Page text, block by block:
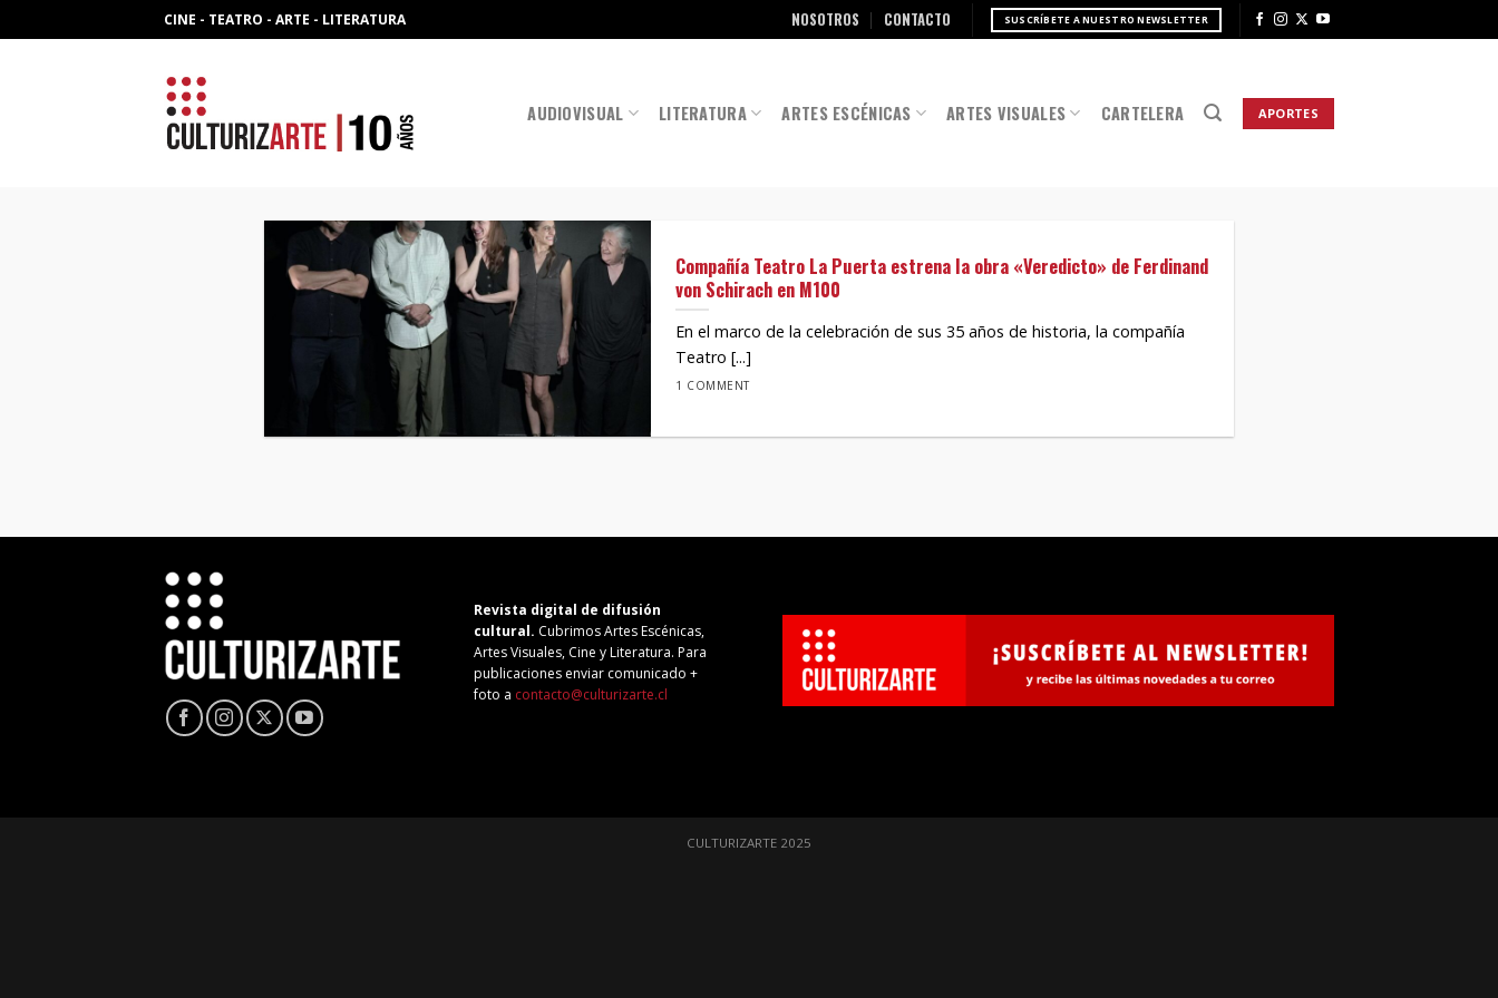
to
CINE - TEATRO - ARTE - LITERATURA NOSOTROS CONTACTO SUSCRÍBETE A NUESTRO NEWSLETTER
AUDIOVISUAL LITERATURA ARTES ESCÉNICAS ARTES VISUALES CARTELERA APORTES
Compañía Teatro La Puerta estrena la obra «Veredicto» de Ferdinand
von Schirach en M100
En el marco de la celebración de sus 35 años de historia, la compañía
Teatro [...]
1 COMMENT
Revista digital de difusión
cultural. Cubrimos Artes Escénicas,
Artes Visuales, Cine y Literatura. Para
publicaciones enviar comunicado +
foto a contacto@culturizarte.cl
CULTURIZARTE 2025